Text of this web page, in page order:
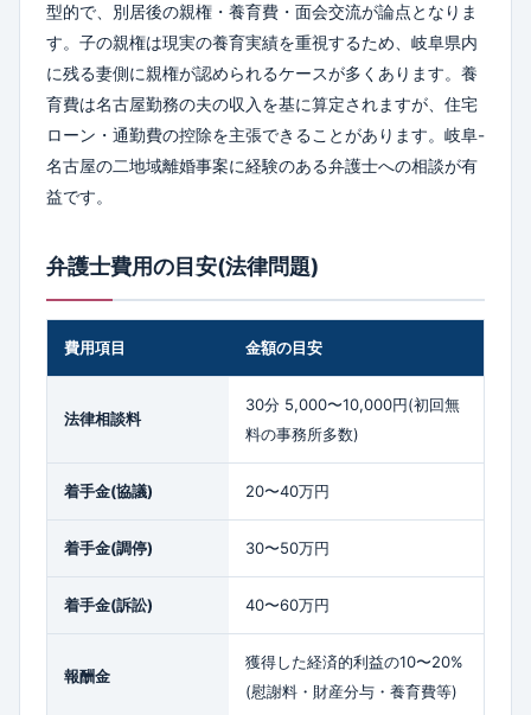
型的で、別居後の親権・養育費・面会交流が論点となりま
す。子の親権は現実の養育実績を重視するため、岐阜県内
に残る妻側に親権が認められるケースが多くあります。養
育費は名古屋勤務の夫の収入を基に算定されますが、住宅
ローン・通勤費の控除を主張できることがあります。岐阜-
名古屋の二地域離婚事案に経験のある弁護士への相談が有
益です。
弁護士費用の目安(法律問題)
費用項目 金額の目安
法律相談料
30分 5,000〜10,000円(初回無
料の事務所多数)
着手金(協議) 20〜40万円
着手金(調停) 30〜50万円
着手金(訴訟) 40〜60万円
報酬金
獲得した経済的利益の10〜20%
(慰謝料・財産分与・養育費等)